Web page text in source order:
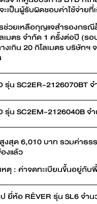
เป็นผู้รับผิดชอบค่าใช้จ่ายที่
ช่วยเหลือกุญแจสำรองกรณี
เมตร จำกัด 1 ครั้งต่อปี (ร
งเกิน 20 กิโลเมตร บริษัท
รุ่น SC2ER-2126070BT
รุ่น SC2EM-2126040B จ
งสุด 6,010 บาท รวมค่าธร
งแล้ว
หตุ : ค่าจดทะเบียนขึ้นอยู่กับ
ยี่ห้อ RÊVER รุ่น SL6 จ